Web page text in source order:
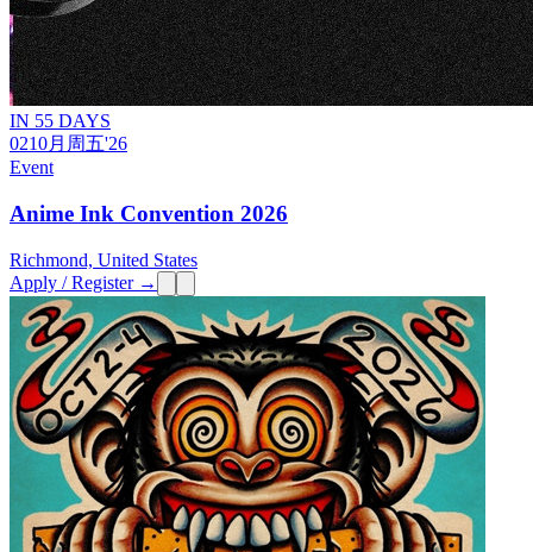
IN 55 DAYS
0210月 周五'26
Event
Anime Ink Convention 2026
Richmond, United States
Apply / Register →